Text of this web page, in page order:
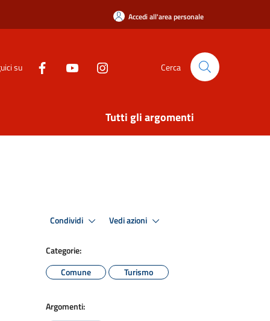
Accedi all'area personale
su Cerca
Tutti gli argomenti
Condividi Vedi azioni
Categorie:
Comune
Turismo
Argomenti: